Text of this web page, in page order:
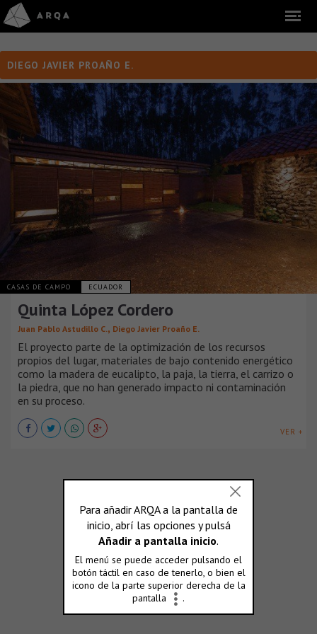
DIEGO JAVIER PROAÑO E.
CASAS DE CAMPO ECUADOR
Quinta López Cordero
Juan Pablo Astudillo C. , Diego Javier Proaño E.
El proyecto parte de la optimización de los recursos
propios del lugar, materiales de bajo contenido energético
como la madera de eucalipto, la paja, la tierra, el carrizo o
la piedra, que no han generado impacto ni contaminación
en su proceso.
VER +